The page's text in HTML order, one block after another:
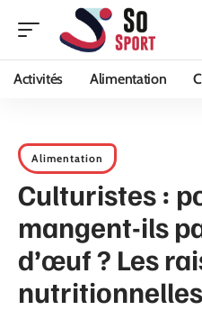
Activités Alimentation
Alimentation
Culturistes :
mangent-ils
d’œuf ? Les
nutritionnelles